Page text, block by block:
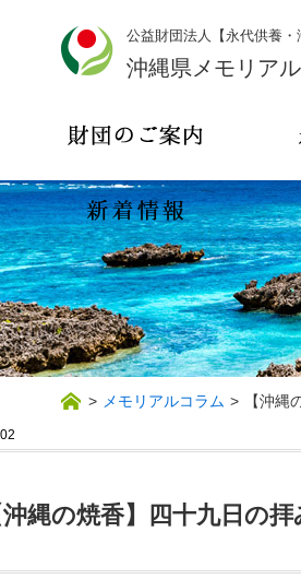
公益財団法人【永代供養・
沖縄県メモリア
> メモリアルコラム > 【沖
沖縄の焼香】四十九日の